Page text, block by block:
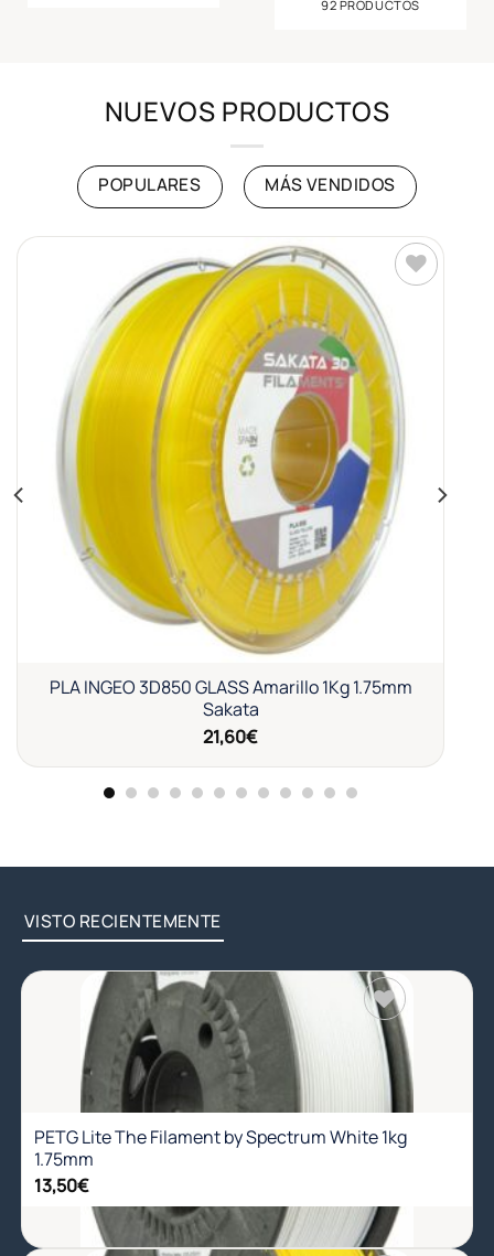
92 PRODUCTOS
NUEVOS PRODUCTOS
POPULARES MÁS VENDIDOS
lista de
deseos
PLA INGEO 3D850 GLASS Amarillo 1Kg 1.75mm
Sakata
21,60€
VISTO RECIENTEMENTE
Añadir
a la
lista de
deseos
PETG Lite The Filament by Spectrum White 1kg
1.75mm
13,50€